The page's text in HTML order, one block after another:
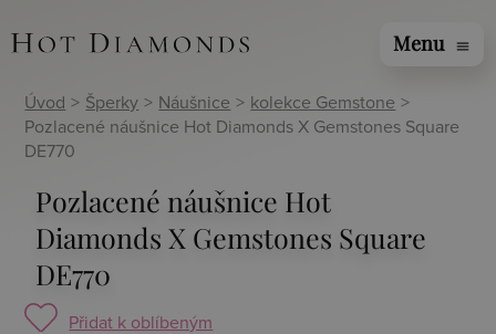
Menu menu
Úvod > Šperky > Náušnice > kolekce Gemstone >
Pozlacené náušnice Hot Diamonds X Gemstones Square
DE770
Pozlacené náušnice Hot
Diamonds X Gemstones Square
DE770
Přidat k oblíbeným